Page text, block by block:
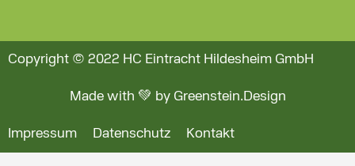
Copyright © 2022 HC Eintracht Hildesheim GmbH
Made with 💚 by Greenstein.Design
Impressum Datenschutz Kontakt